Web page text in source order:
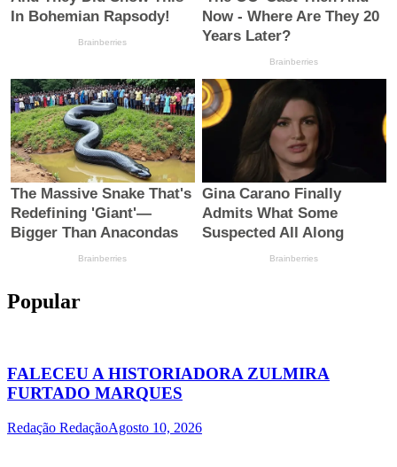
Popular
FALECEU A HISTORIADORA ZULMIRA
FURTADO MARQUES
Redação RedaçãoAgosto 10, 2026